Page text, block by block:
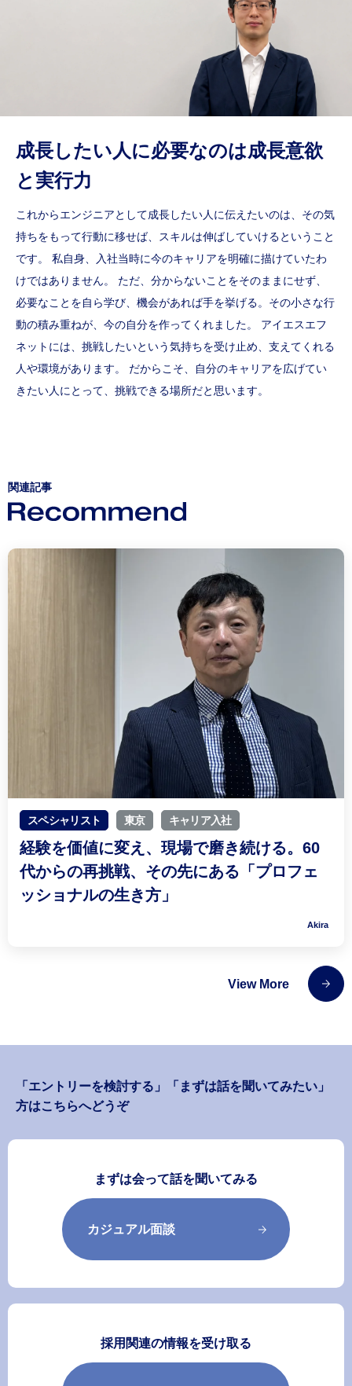
成長したい人に必要なのは成長意欲
と実行力
これからエンジニアとして成長したい人に伝えたいのは、その気
持ちをもって行動に移せば、スキルは伸ばしていけるということ
です。 私自身、入社当時に今のキャリアを明確に描けていたわ
けではありません。 ただ、分からないことをそのままにせず、
必要なことを自ら学び、機会があれば手を挙げる。その小さな行
動の積み重ねが、今の自分を作ってくれました。 アイエスエフ
ネットには、挑戦したいという気持ちを受け止め、支えてくれる
人や環境があります。 だからこそ、自分のキャリアを広げてい
きたい人にとって、挑戦できる場所だと思います。
関連記事
スペシャリスト 東京 キャリア入社
経験を価値に変え、現場で磨き続ける。60
代からの再挑戦、その先にある「プロフェ
ッショナルの生き方」
Akira
View More
「エントリーを検討する」「まずは話を聞いてみたい」
方はこちらへどうぞ
まずは会って話を聞いてみる
カジュアル面談
採用関連の情報を受け取る